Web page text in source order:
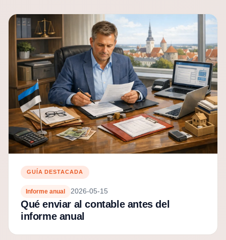
GUÍA DESTACADA
Informe anual 2026-05-15
Qué enviar al contable antes del
informe anual